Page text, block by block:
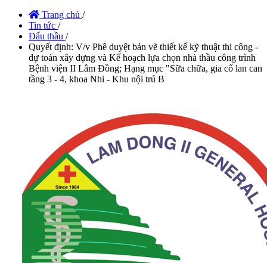
Trang chủ /
Tin tức /
Đấu thầu /
Quyết định: V/v Phê duyệt bản vẽ thiết kế kỹ thuật thi công -
dự toán xây dựng và Kế hoạch lựa chọn nhà thầu công trình
Bệnh viện II Lâm Đồng; Hạng mục "Sữa chữa, gia cố lan can
tầng 3 - 4, khoa Nhi - Khu nội trú B